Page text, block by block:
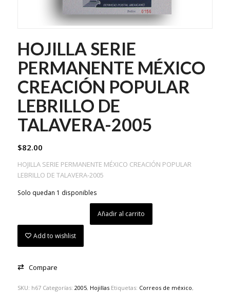
HOJILLA SERIE
PERMANENTE MÉXICO
CREACIÓN POPULAR
LEBRILLO DE
TALAVERA-2005
$82.00
HOJILLA SERIE PERMANENTE MÉXICO CREACIÓN POPULAR
LEBRILLO DE TALAVERA-2005
Solo quedan 1 disponibles
Añadir al carrito
Add to wishlist
Compare
SKU: h67 Categorías: 2005, Hojillas Etiquetas: Correos de méxico,